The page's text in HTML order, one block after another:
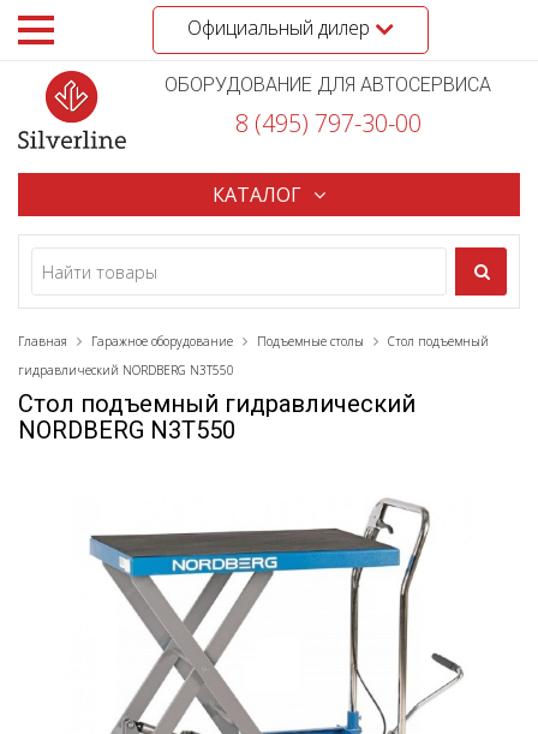
Официальный дилер
ОБОРУДОВАНИЕ ДЛЯ АВТОСЕРВИСА
8 (495) 797-30-00
КАТАЛОГ
Главная Гаражное оборудование Подъемные столы
Стол подъемный
гидравлический NORDBERG N3T550
Стол подъемный гидравлический
NORDBERG N3T550